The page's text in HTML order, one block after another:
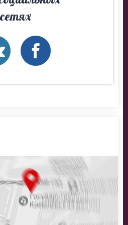
большой выбор билетов в
зала Театр Драмы НН.
билеты на
нам в call-центр и мы
лучшие места по
сетях